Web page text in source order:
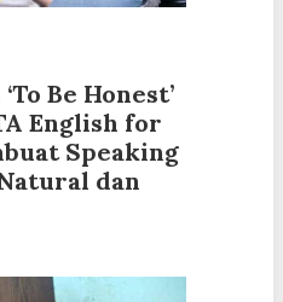
Be Honest’
English for
Speaking
dan